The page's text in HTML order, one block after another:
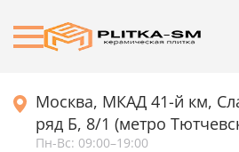
Москва, МКАД 41-й км,
ряд Б, 8/1 (метро
Пн-Вс: 09:00–19:00